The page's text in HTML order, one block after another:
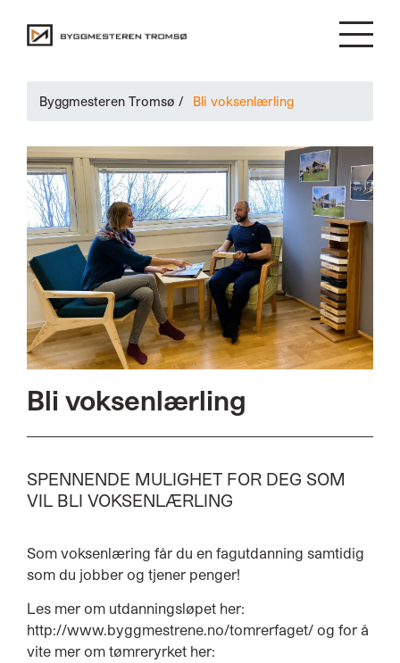
Byggmesteren Tromsø / Bli voksenlærling
Bli voksenlærling
SPENNENDE MULIGHET FOR DEG SOM
VIL BLI VOKSENLÆRLING
Som voksenlæring får du en fagutdanning samtidig
som du jobber og tjener penger!
Les mer om utdanningsløpet her:
http://www.byggmestrene.no/tomrerfaget/ og for å
vite mer om tømreryrket her: